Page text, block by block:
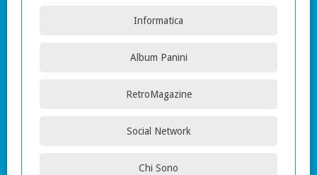
Informatica
Album Panini
RetroMagazine
Social Network
Chi Sono